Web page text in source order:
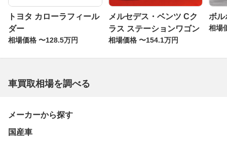
トヨタ カローラフィール
ダー
相場価格 〜128.5万円
メルセデス・ベンツ Cク
ラス ステーションワゴン
相場価格 〜154.1万円
ボル
相場
車買取相場を調べる
メーカーから探す
国産車